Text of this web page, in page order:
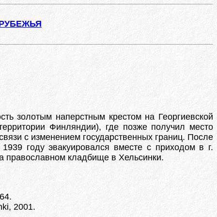
золотым наперстным крестом на Георгиевской
Финляндии), где позже получил место
с изменением государственных границ. После
году эвакуировался вместе с приходом в г.
православном кладбище в Хельсинки.
2001.